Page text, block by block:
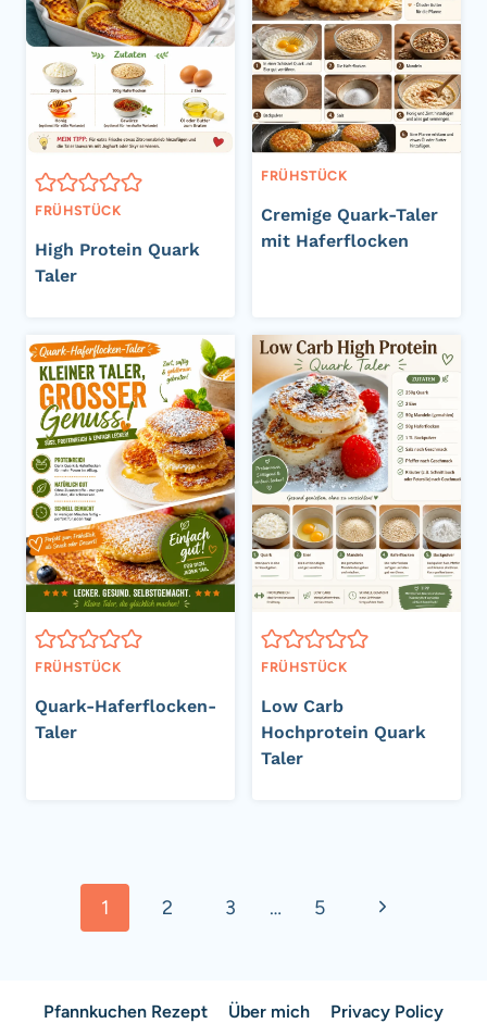
FRÜHSTÜCK
High Protein Quark
Taler
FRÜHSTÜCK
Cremige Quark-Taler
mit Haferflocken
FRÜHSTÜCK
Quark-Haferflocken-
Taler
FRÜHSTÜCK
Low Carb
Hochprotein Quark
Taler
1 2 3 … 5
Nächste
Pfannkuchen Rezept Über mich Privacy Policy